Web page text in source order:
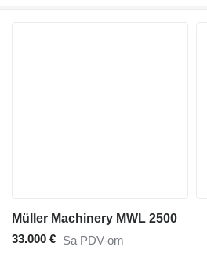
Müller Machinery MWL 2500
33.000 € Sa PDV-om